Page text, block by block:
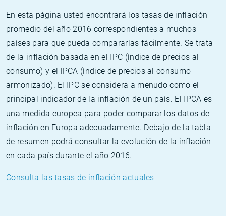
En esta página usted encontrará los tasas de inflación
promedio del año 2016 correspondientes a muchos
países para que pueda compararlas fácilmente. Se trata
de la inflación basada en el IPC (índice de precios al
consumo) y el IPCA (índice de precios al consumo
armonizado). El IPC se considera a menudo como el
principal indicador de la inflación de un país. El IPCA es
una medida europea para poder comparar los datos de
inflación en Europa adecuadamente. Debajo de la tabla
de resumen podrá consultar la evolución de la inflación
en cada país durante el año 2016.
Consulta las tasas de inflación actuales